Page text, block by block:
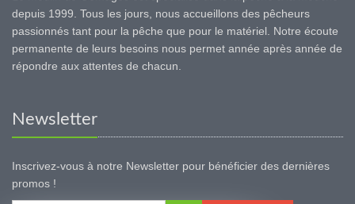
depuis 1999. Tous les jours, nous accueillons des pêcheurs
passionnés tant pour la pêche que pour le matériel. Notre écoute
permanente de leurs besoins nous permet année après année de
répondre aux attentes de chacun.
Newsletter
Inscrivez-vous à notre Newsletter pour bénéficier des dernières
promos !